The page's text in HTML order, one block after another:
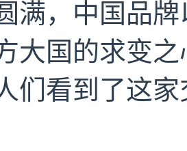
满，中国品
大国的求变
们看到了这